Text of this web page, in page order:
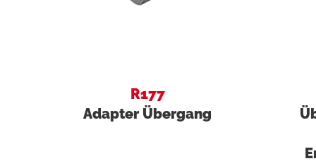
R177
Adapter Übergang